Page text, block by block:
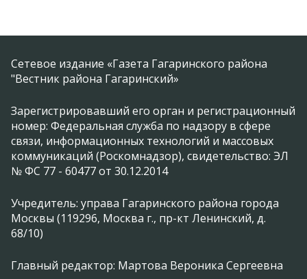
Сетевое издание «Газета Гагаринского района
"Вестник района Гагаринский»
Зарегистрировавший его орган и регистрационный
номер: Федеральная служба по надзору в сфере
связи, информационных технологий и массовых
коммуникаций (Роскомнадзор), свидетельство: ЭЛ
№ ФС 77 - 60477 от 30.12.2014
Учредитель: управа Гагаринского района города
Москвы (119296, Москва г., пр-кт Ленинский, д.
68/10)
Главный редактор: Мартова Вероника Сергеевна